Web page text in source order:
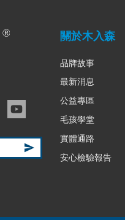
關於木入森
品牌故事
最新消息
公益專區
毛孩學堂
實體通路
安心檢驗報告